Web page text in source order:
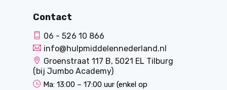
Contact
06 - 526 10 866
info@hulpmiddelennederland.nl
Groenstraat 117 B, 5021 EL Tilburg
(bij Jumbo Academy)
Ma: 13:00 – 17:00 uur (enkel op